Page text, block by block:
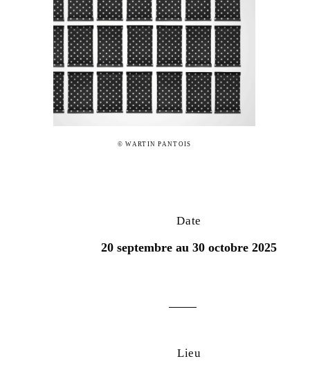
© WARTIN PANTOIS
Date
20 septembre au 30 octobre 2025
Lieu